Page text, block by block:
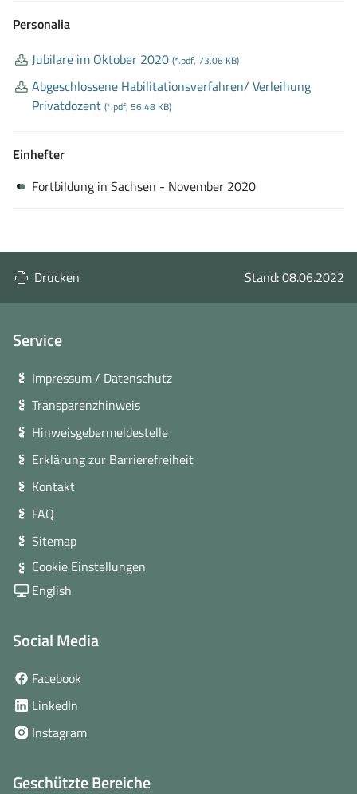
Personalia
Jubilare im Oktober 2020 (*.pdf, 73.08 KB)
Abgeschlossene Habilitationsverfahren/ Verleihung
Privatdozent (*.pdf, 56.48 KB)
Einhefter
Fortbildung in Sachsen - November 2020
Drucken Stand: 08.06.2022
Service
Impressum / Datenschutz
Transparenzhinweis
Hinweisgebermeldestelle
Erklärung zur Barrierefreiheit
Kontakt
FAQ
Sitemap
Cookie Einstellungen
English
Social Media
Facebook
Fenster)
LinkedIn
neuem
Instagram(öffnet
Fenster)
Geschützte Bereiche